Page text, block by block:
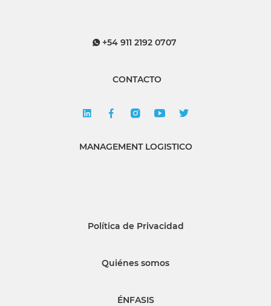
+54 911 2192 0707
CONTACTO
MANAGEMENT LOGISTICO
Política de Privacidad
Quiénes somos
ÉNFASIS